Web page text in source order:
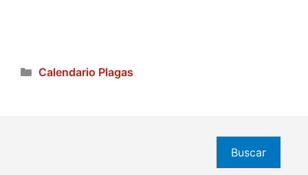
Categorías
Calendario Plagas
Buscar